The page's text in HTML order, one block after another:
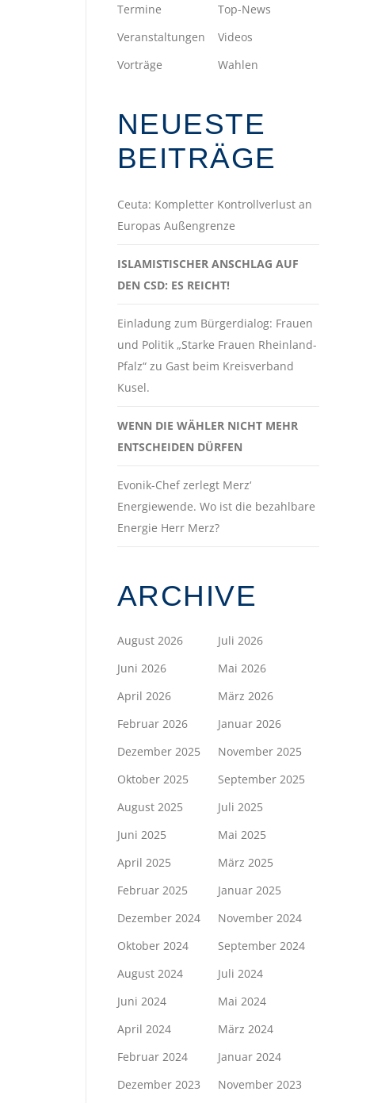
Termine
Top-News
Veranstaltungen
Videos
Vorträge
Wahlen
NEUESTE
BEITRÄGE
Ceuta: Kompletter Kontrollverlust an
Europas Außengrenze
ISLAMISTISCHER ANSCHLAG AUF
DEN CSD: ES REICHT!
Einladung zum Bürgerdialog: Frauen
und Politik „Starke Frauen Rheinland-
Pfalz“ zu Gast beim Kreisverband
Kusel.
WENN DIE WÄHLER NICHT MEHR
ENTSCHEIDEN DÜRFEN
Evonik-Chef zerlegt Merz‘
Energiewende. Wo ist die bezahlbare
Energie Herr Merz?
ARCHIVE
August 2026
Juli 2026
Juni 2026
Mai 2026
April 2026
März 2026
Februar 2026
Januar 2026
Dezember 2025
November 2025
Oktober 2025
September 2025
August 2025
Juli 2025
Juni 2025
Mai 2025
April 2025
März 2025
Februar 2025
Januar 2025
Dezember 2024
November 2024
Oktober 2024
September 2024
August 2024
Juli 2024
Juni 2024
Mai 2024
April 2024
März 2024
Februar 2024
Januar 2024
Dezember 2023
November 2023